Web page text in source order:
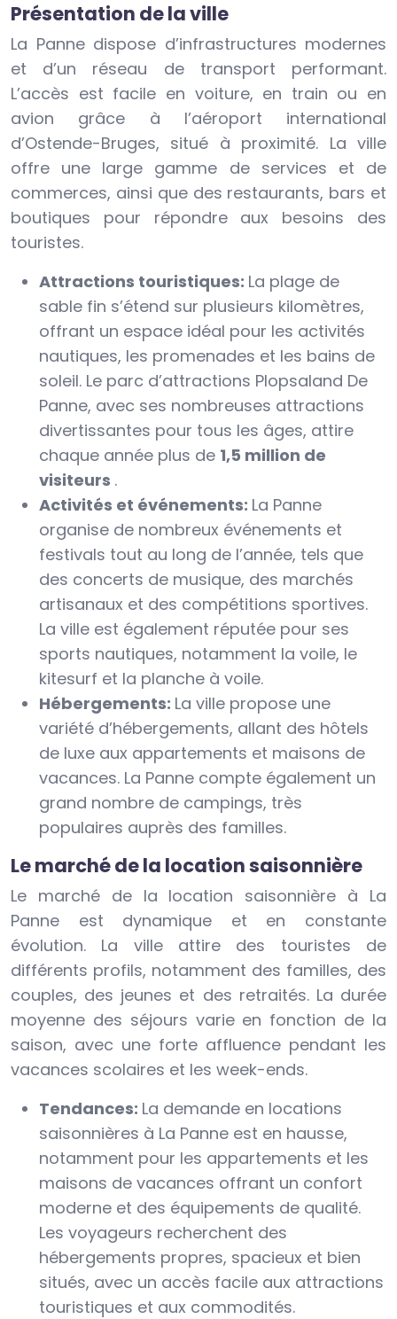
Présentation de la ville
La Panne dispose d’infrastructures modernes
et d’un réseau de transport performant.
L’accès est facile en voiture, en train ou en
avion grâce à l’aéroport international
d’Ostende-Bruges, situé à proximité. La ville
offre une large gamme de services et de
commerces, ainsi que des restaurants, bars et
boutiques pour répondre aux besoins des
touristes.
Attractions touristiques: La plage de
sable fin s’étend sur plusieurs kilomètres,
offrant un espace idéal pour les activités
nautiques, les promenades et les bains de
soleil. Le parc d’attractions Plopsaland De
Panne, avec ses nombreuses attractions
divertissantes pour tous les âges, attire
chaque année plus de 1,5 million de
visiteurs .
Activités et événements: La Panne
organise de nombreux événements et
festivals tout au long de l’année, tels que
des concerts de musique, des marchés
artisanaux et des compétitions sportives.
La ville est également réputée pour ses
sports nautiques, notamment la voile, le
kitesurf et la planche à voile.
Hébergements: La ville propose une
variété d’hébergements, allant des hôtels
de luxe aux appartements et maisons de
vacances. La Panne compte également un
grand nombre de campings, très
populaires auprès des familles.
Le marché de la location saisonnière
Le marché de la location saisonnière à La
Panne est dynamique et en constante
évolution. La ville attire des touristes de
différents profils, notamment des familles, des
couples, des jeunes et des retraités. La durée
moyenne des séjours varie en fonction de la
saison, avec une forte affluence pendant les
vacances scolaires et les week-ends.
Tendances: La demande en locations
saisonnières à La Panne est en hausse,
notamment pour les appartements et les
maisons de vacances offrant un confort
moderne et des équipements de qualité.
Les voyageurs recherchent des
hébergements propres, spacieux et bien
situés, avec un accès facile aux attractions
touristiques et aux commodités.